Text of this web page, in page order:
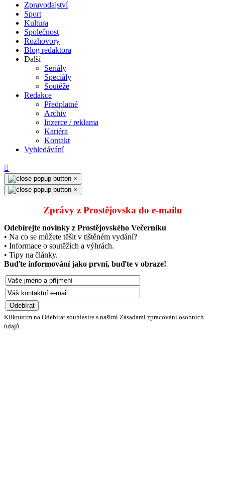
Zpravodajství
Sport
Kultura
Společnost
Rozhovory
Blog redaktora
Další
Seriály
Speciály
Soutěže
Redakce
Předplatné
Archiv
Inzerce / reklama
Kariéra
Kontakt
Vyhledávání
×
×
Zprávy z Prostějovska do e‑mailu
Odebírejte novinky z Prostějovského Večerníku
• Na co se můžete těšit v tištěném vydání?
• Informace o soutěžích a výhrách.
• Tipy na články.
Buďte informování jako první, buďte v obraze!
Kliknutím na Odebírat souhlasíte s našimi Zásadami zpracování osobních
údajů.